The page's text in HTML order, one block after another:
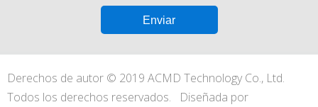
Derechos de autor © 2019 ACMD Technology Co., Ltd.
Todos los derechos reservados.
Diseñada por